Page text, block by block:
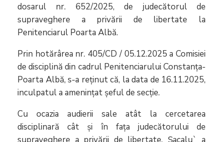
dosarul nr. 652/2025, de judecătorul de
supraveghere a privării de libertate la
Penitenciarul Poarta Albă.
Prin hotărârea nr. 405/CD / 05.12.2025 a Comisiei
de disciplină din cadrul Penitenciarului Constanţa-
Poarta Albă, s-a reţinut că, la data de 16.11.2025,
inculpatul a amenințat șeful de secție.
Cu ocazia audierii sale atât la cercetarea
disciplinară cât şi în faţa judecătorului de
supraveghere a privării de libertate, Șacalu` a